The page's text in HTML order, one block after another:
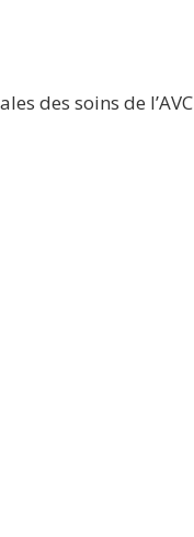
des soins de l’AVC